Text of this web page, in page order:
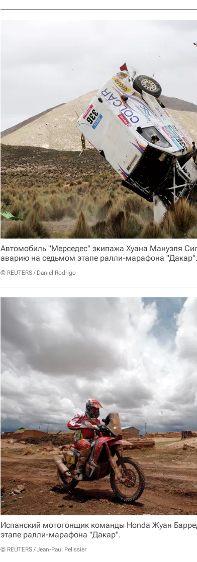
Автомобиль "Мерседес" экипажа Хуана Мануэля
аварию на седьмом этапе ралли-марафона "Дакар".
© REUTERS / Daniel Rodrigo
Испанский мотогонщик команды Honda Жуан
этапе ралли-марафона "Дакар".
© REUTERS / Jean-Paul Pelissier